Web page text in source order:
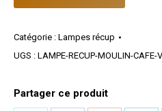
Catégorie : Lampes récup
UGS : LAMPE-RECUP-MOULIN-CAFE-
Partager ce produit